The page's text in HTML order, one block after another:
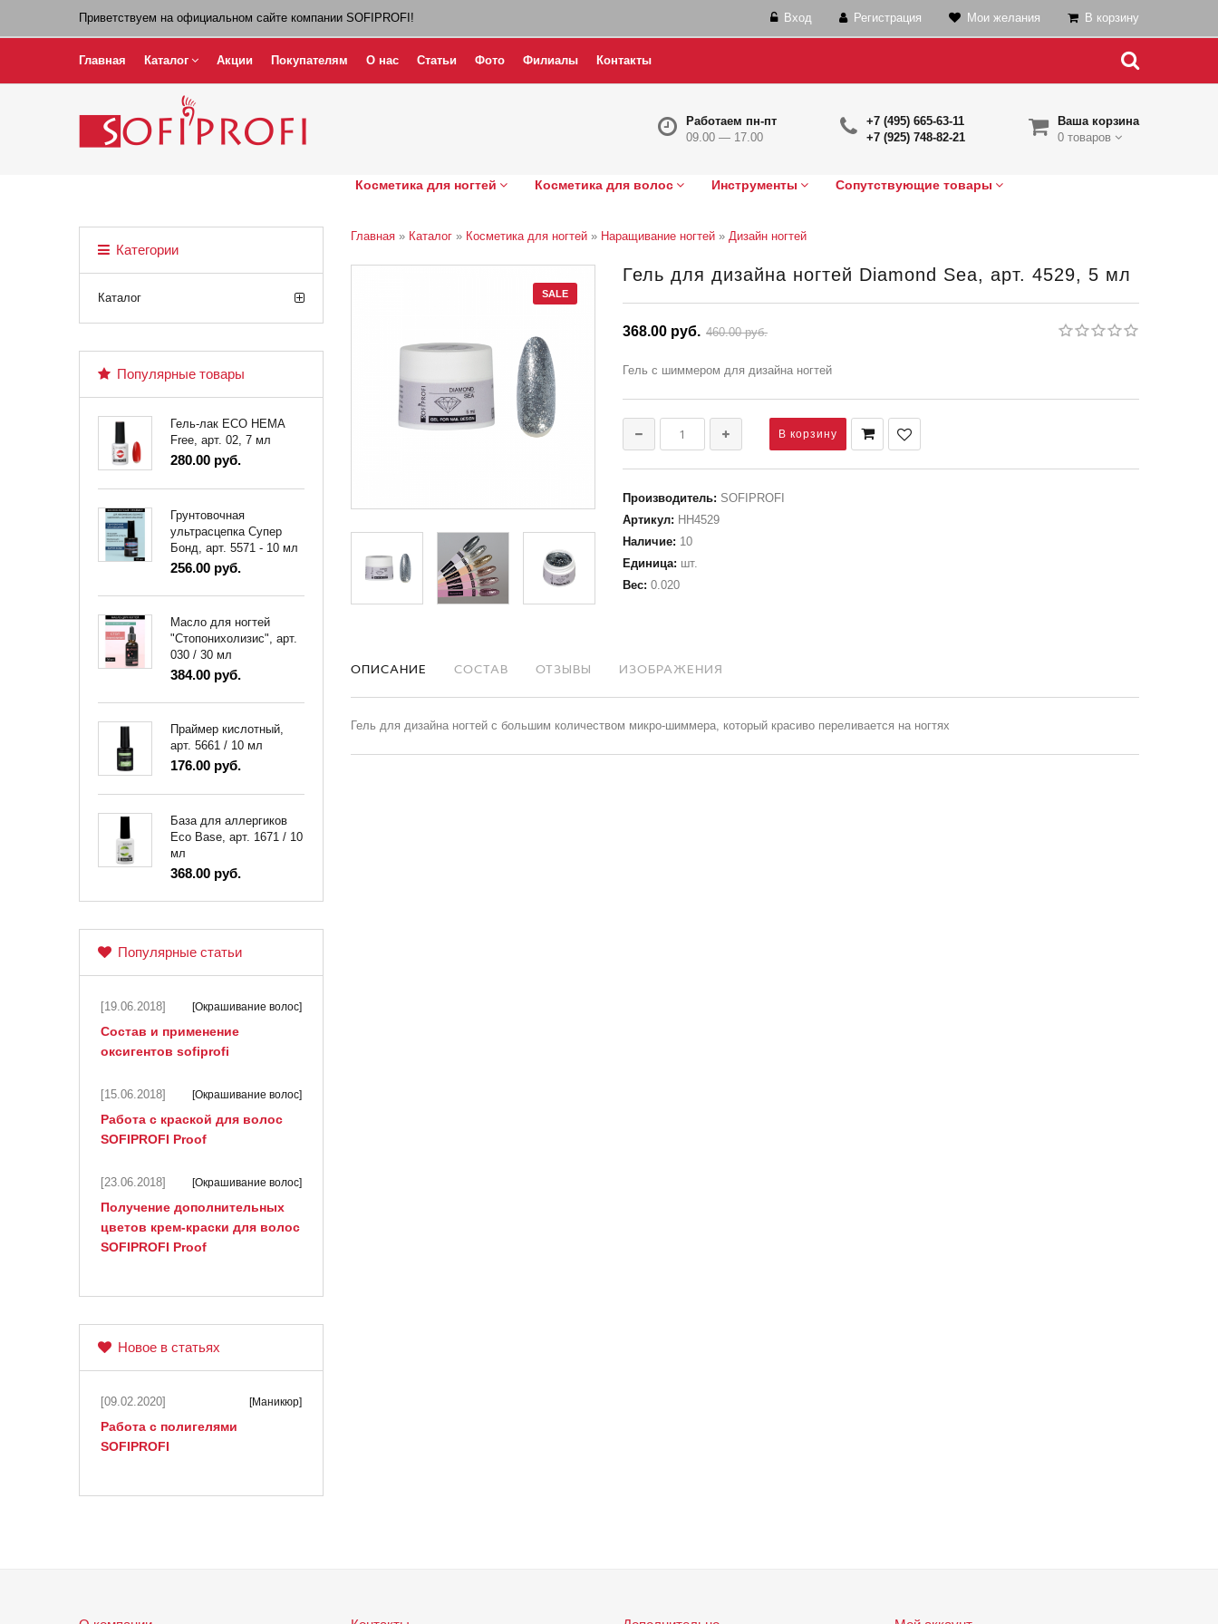
Приветствуем на официальном сайте компании SOFIPROFI! Вход Регистрация Мои желания В корзину
Главная Каталог Акции Покупателям О нас Статьи Фото Филиалы Контакты
Ваша корзина
0 товаров
+7 (495) 665-63-11
+7 (925) 748-82-21
Работаем пн-пт
09.00 — 17.00
Косметика для ногтей Косметика для волос Инструменты Сопутствующие товары
Главная » Каталог » Косметика для ногтей » Наращивание ногтей »Дизайн ногтей
SALE
Гель для дизайна ногтей Diamond Sea, арт. 4529, 5 мл
368.00 руб. 460.00 руб.
Гель с шиммером для дизайна ногтей
Производитель: SOFIPROFI
Артикул: НН4529
Наличие: 10
Единица: шт.
Вес: 0.020
ОПИСАНИЕ СОСТАВ ОТЗЫВЫ ИЗОБРАЖЕНИЯ
Гель для дизайна ногтей с большим количеством микро-шиммера, который красиво переливается на ногтях
Категории
Каталог
Популярные товары
Гель-лак ECO HEMA
Free, арт. 02, 7 мл
280.00 руб.
Грунтовочная
ультрасцепка Супер
Бонд, арт. 5571 - 10 мл
256.00 руб.
Масло для ногтей
"Стопонихолизис", арт.
030 / 30 мл
384.00 руб.
Праймер кислотный,
арт. 5661 / 10 мл
176.00 руб.
База для аллергиков
Eco Base, арт. 1671 / 10
мл
368.00 руб.
Популярные статьи
[19.06.2018] [Окрашивание волос]
Состав и применение
оксигентов sofiprofi
[15.06.2018] [Окрашивание волос]
Работа с краской для волос
SOFIPROFI Proof
[23.06.2018] [Окрашивание волос]
Получение дополнительных
цветов крем-краски для волос
SOFIPROFI Proof
Новое в статьях
[09.02.2020] [Маникюр]
Работа с полигелями
SOFIPROFI